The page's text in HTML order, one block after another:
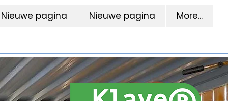
Nieuwe pagina Nieuwe pagina More...